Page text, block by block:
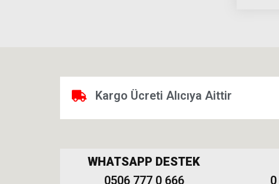
Kargo Ücreti Alıcıya Aittir
WHATSAPP DESTEK
0506 777 0 666